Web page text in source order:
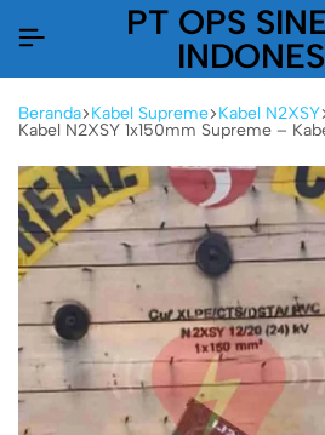
PT OPS
Beranda Kabel Supreme Kabel N2XSY
Kabel N2XSY 1x150mm Supreme –